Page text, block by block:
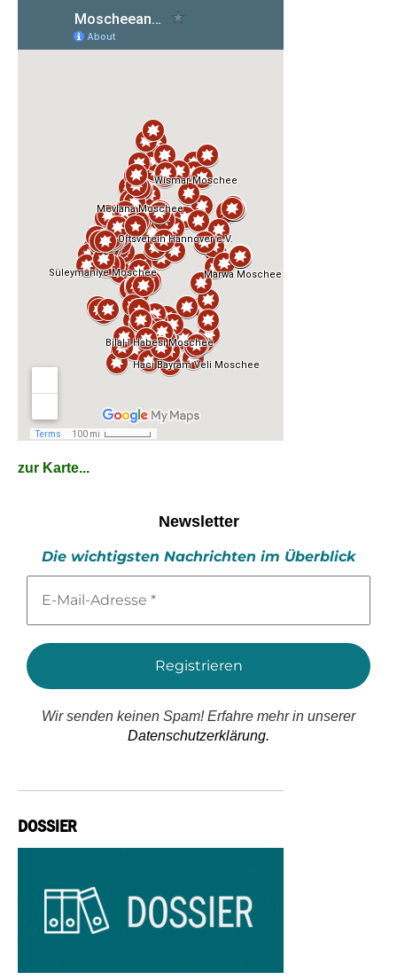
zur Karte...
Newsletter
Die wichtigsten Nachrichten im Überblick
Mail-
*
Wir senden keinen Spam! Erfahre mehr in unserer
Datenschutzerklärung.
DOSSIER